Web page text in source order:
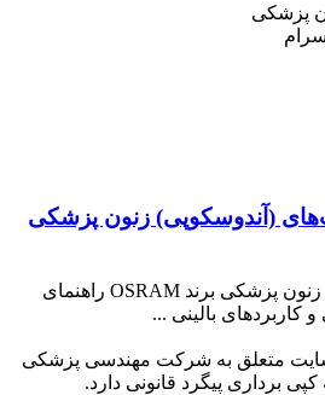
پزشکی
(آندوسکوپی) زنون پزشکی
بررسی تخصصی لامپ‌های زنون پزشکی برند OSRAM راهنمای
بالینی ...
متعلق به شرکت مهندسی پزشکی
کپی برداری پیگرد قانونی دارد.